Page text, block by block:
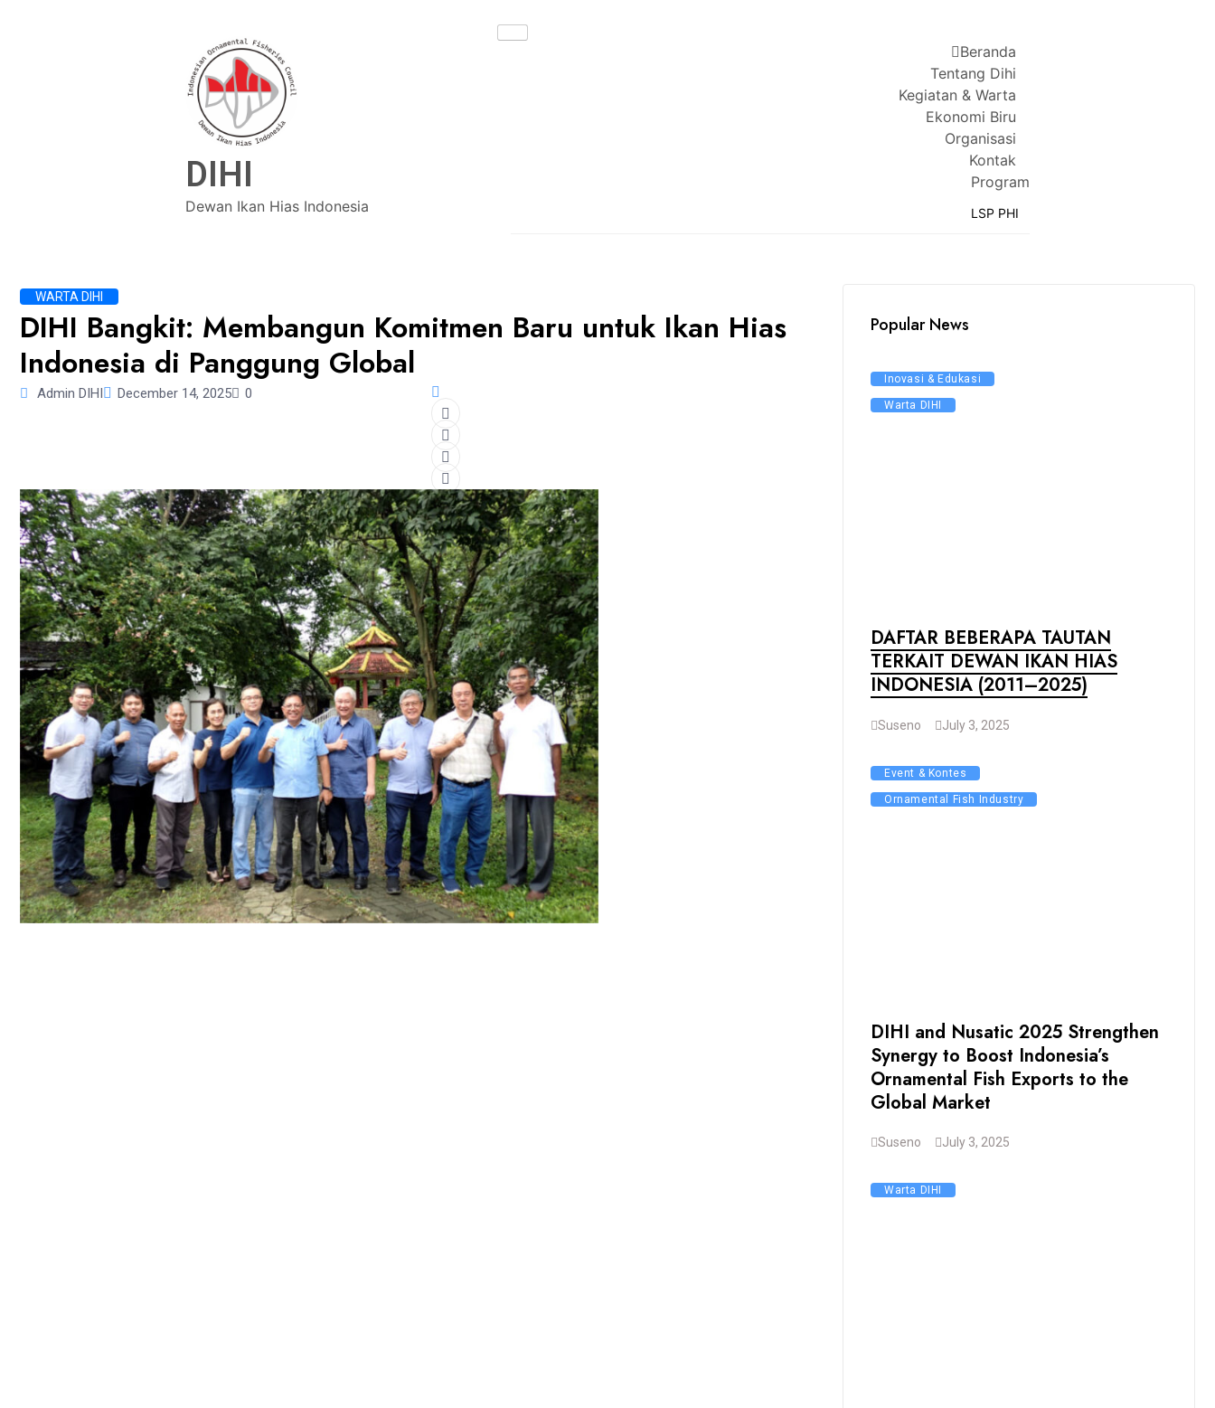
DIHI
Dewan Ikan Hias Indonesia
Beranda
Tentang Dihi
Kegiatan & Warta
Ekonomi Biru
Organisasi
Kontak
Program
LSP PHI
WARTA DIHI
DIHI Bangkit: Membangun Komitmen Baru untuk Ikan Hias
Indonesia di Panggung Global
Admin DIHI December 14, 2025 0
Popular News
Inovasi & Edukasi
Warta DIHI
DAFTAR BEBERAPA TAUTAN
TERKAIT DEWAN IKAN HIAS
INDONESIA (2011–2025)
Suseno July 3, 2025
Event & Kontes
Ornamental Fish Industry
DIHI and Nusatic 2025 Strengthen
Synergy to Boost Indonesia’s
Ornamental Fish Exports to the
Global Market
Suseno July 3, 2025
Warta DIHI